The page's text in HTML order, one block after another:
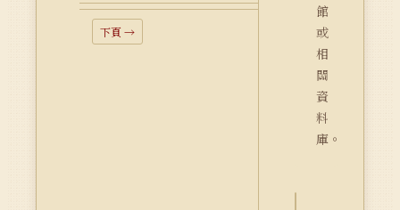
下頁 →
館
或
相
關
資
料
庫。